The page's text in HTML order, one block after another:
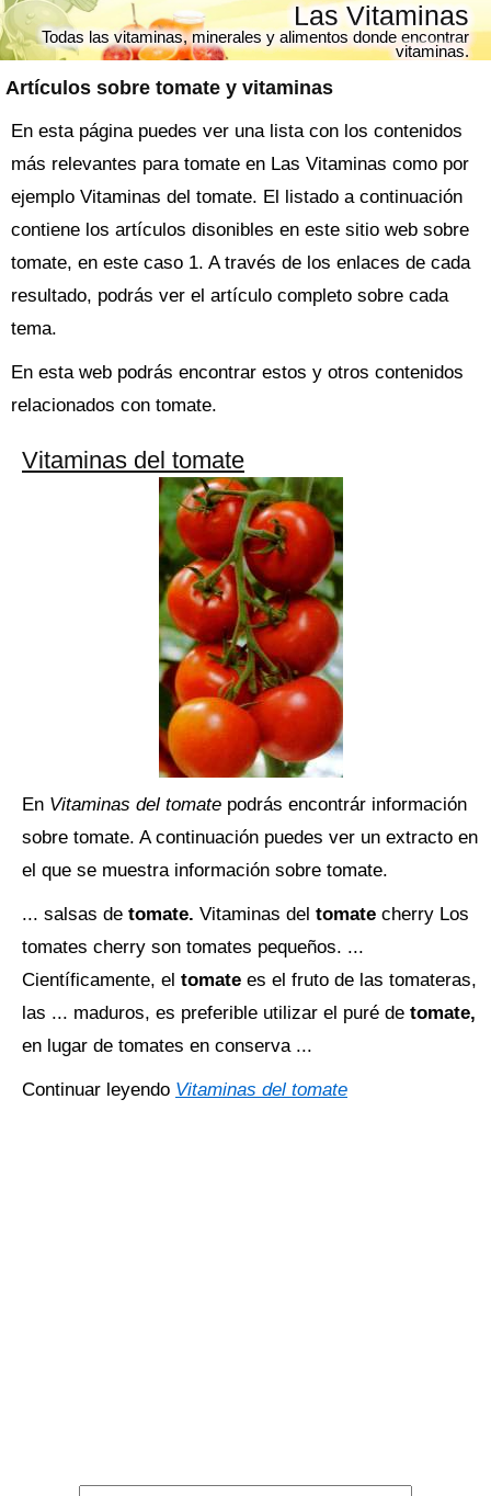
Artículos sobre tomate y vitaminas
Las Vitaminas
Todas las vitaminas, minerales y alimentos donde encontrar
vitaminas.
En esta página puedes ver una lista con los contenidos
más relevantes para tomate en Las Vitaminas como por
ejemplo Vitaminas del tomate. El listado a continuación
contiene los artículos disonibles en este sitio web sobre
tomate, en este caso 1. A través de los enlaces de cada
resultado, podrás ver el artículo completo sobre cada
tema.
En esta web podrás encontrar estos y otros contenidos
relacionados con tomate.
Vitaminas del tomate
En Vitaminas del tomate podrás encontrár información
sobre tomate. A continuación puedes ver un extracto en
el que se muestra información sobre tomate.
... salsas de tomate. Vitaminas del tomate cherry Los
tomates cherry son tomates pequeños. ...
Científicamente, el tomate es el fruto de las tomateras,
las ... maduros, es preferible utilizar el puré de tomate,
en lugar de tomates en conserva ...
Continuar leyendo Vitaminas del tomate